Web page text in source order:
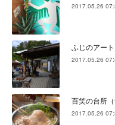
2017.05.26
ふじのアー
2017.05.26
百笑の台所（
2017.05.26